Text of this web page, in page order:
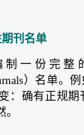
刊名单
一份完整
）名单。
：确有正规期